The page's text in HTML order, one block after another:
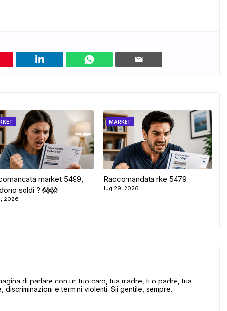
market 5499,
soldi ? 😱😱
2026
MARKET
Raccomandata rke 5479
lug 29, 2026
di parlare con un tuo caro, tua madre, tuo padre, tua
discriminazioni e termini violenti. Sii gentile, sempre.